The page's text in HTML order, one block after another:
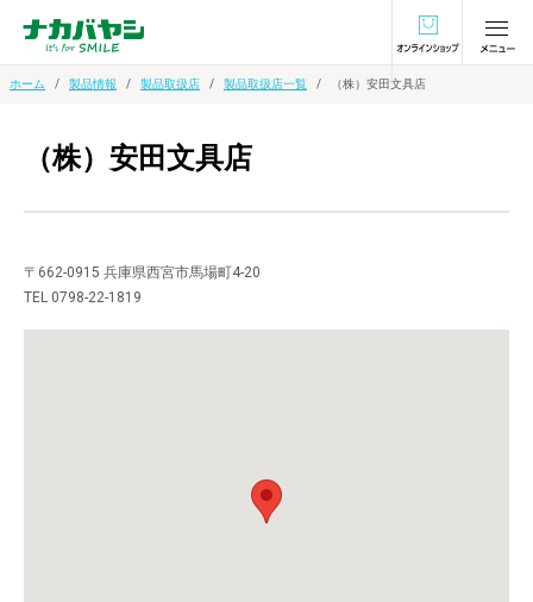
オンラインショ
ホーム 製品情報 製品取扱店 製品取扱店一覧 （株）安田文具店
（株）安田文具店
〒662-0915 兵庫県西宮市馬場町4-20
TEL 0798-22-1819